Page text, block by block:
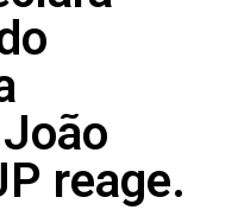
reage.